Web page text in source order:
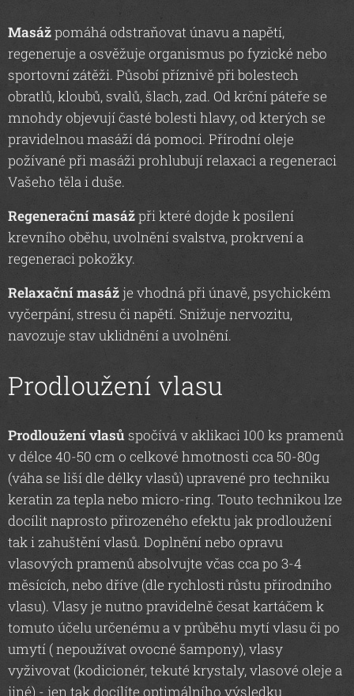
Masážpomáhá odstraňovat únavu a napětí,
regeneruje a osvěžuje organismus po fyzické nebo
sportovní zátěži. Působí příznivě při bolestech
obratlů, kloubů, svalů, šlach, zad. Od krční páteře se
mnohdy objevují časté bolesti hlavy, od kterých se
pravidelnou masáží dá pomoci. Přírodní oleje
požívané při masáži prohlubují relaxaci a regeneraci
Vašeho těla i duše.
Regenerační masážpři které dojde k posílení
krevního oběhu, uvolnění svalstva, prokrvení a
regeneraci pokožky.
Relaxační masáž je vhodná při únavě, psychickém
vyčerpání, stresu či napětí. Snižuje nervozitu,
navozuje stav uklidnění a uvolnění.
Prodloužení vlasu
Prodloužení vlasůspočívá v aklikaci 100 ks pramenů
v délce 40-50 cm o celkové hmotnosti cca 50-80g
(váha se liší dle délky vlasů) upravené pro techniku
keratin za tepla nebo micro-ring. Touto technikou lze
docílit naprosto přirozeného efektu jak prodloužení
tak i zahuštění vlasů. Doplnění nebo opravu
vlasových pramenů absolvujte včas cca po 3-4
měsících, nebo dříve (dle rychlosti růstu přírodního
vlasu). Vlasy je nutno pravidelně česat kartáčem k
tomuto účelu určenému a v průběhu mytí vlasu či po
umytí ( nepoužívat ovocné šampony), vlasy
vyživovat (kodicionér, tekuté krystaly, vlasové oleje a
jiné) - jen tak docílíte optimálního výsledku